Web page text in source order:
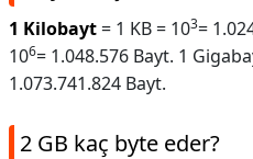
1 Kilobayt= 1 KB = 103=
106= 1.048.576 Bayt. 1
1.073.741.824 Bayt.
2 GB kaç byte eder?